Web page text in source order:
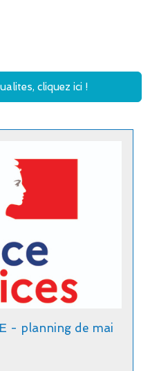
cliquez ici !
- planning de mai